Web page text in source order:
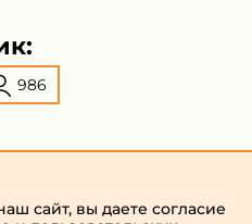
986
сайт, вы даете согласие